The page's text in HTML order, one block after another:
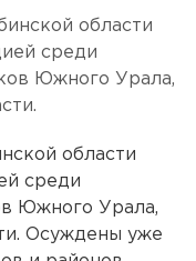
области
среди
Южного Урала,
области
среди
Южного Урала,
Осуждены уже